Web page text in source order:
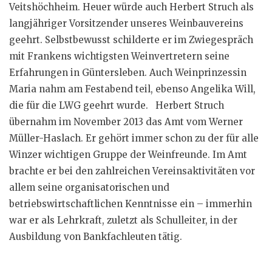
Veitshöchheim. Heuer würde auch Herbert Struch als
langjähriger Vorsitzender unseres Weinbauvereins
geehrt. Selbstbewusst schilderte er im Zwiegespräch
mit Frankens wichtigsten Weinvertretern seine
Erfahrungen in Güntersleben. Auch Weinprinzessin
Maria nahm am Festabend teil, ebenso Angelika Will,
die für die LWG geehrt wurde. Herbert Struch
übernahm im November 2013 das Amt vom Werner
Müller-Haslach. Er gehört immer schon zu der für alle
Winzer wichtigen Gruppe der Weinfreunde. Im Amt
brachte er bei den zahlreichen Vereinsaktivitäten vor
allem seine organisatorischen und
betriebswirtschaftlichen Kenntnisse ein – immerhin
war er als Lehrkraft, zuletzt als Schulleiter, in der
Ausbildung von Bankfachleuten tätig.